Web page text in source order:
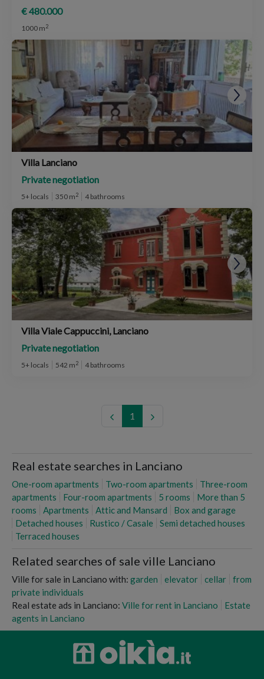
€ 480.000
1000 m2
Villa Lanciano
Private negotiation
5+ locals 350 m2 4 bathrooms
Villa Viale Cappuccini, Lanciano
Private negotiation
5+ locals 542 m2 4 bathrooms
1
Real estate searches in Lanciano
One-room apartments Two-room apartments
Three-room
apartments
Four-room apartments 5 rooms
More than 5
rooms
Apartments Attic and Mansard
Box and garage
Detached houses
Rustico / Casale
Semi detached houses
Terraced houses
Related searches of sale ville Lanciano
Ville for sale in Lanciano with: garden elevator cellar
from
private individuals
Real estate ads in Lanciano: Ville for rent in Lanciano
Estate
agents in Lanciano